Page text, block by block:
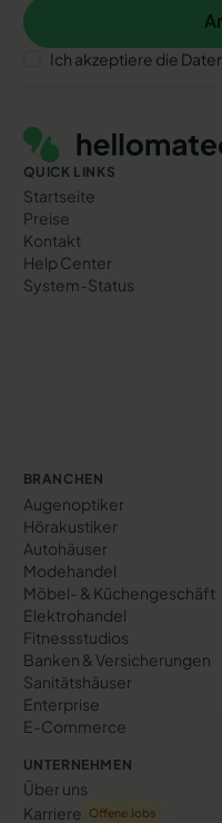
Anmelden
Ich akzeptiere die
QUICK LINKS
Startseite
Preise
Kontakt
Help Center
System-Status
BRANCHEN
Augenoptiker
Hörakustiker
Autohäuser
Modehandel
Möbel- & Küchengeschäft
Elektrohandel
Fitnessstudios
Banken & Versicherungen
Sanitätshäuser
Enterprise
E-Commerce
UNTERNEHMEN
Über uns
Karriere
Offene Jobs